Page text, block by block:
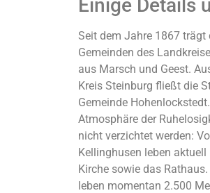
Einige Details
Seit dem Jahre 1867 trägt
Gemeinden des
aus Marsch und Geest.
Kreis Steinburg fließt die
Gemeinde
Atmosphäre der
nicht verzichtet werden:
Kellinghusen leben
Kirche sowie das
leben momentan 2.500